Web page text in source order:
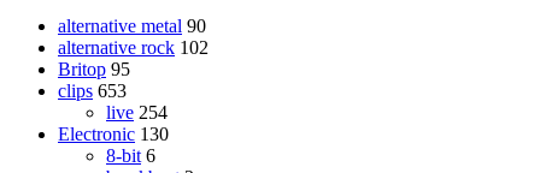
alternative metal 90
alternative rock 102
Britop 95
clips 653
live 254
Electronic 130
8-bit 6